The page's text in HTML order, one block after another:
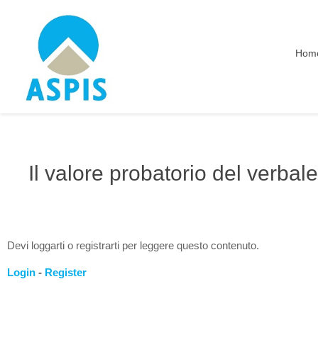
Il valore probatorio del
Devi loggarti o registrarti per leggere questo contenuto.
Login - Register